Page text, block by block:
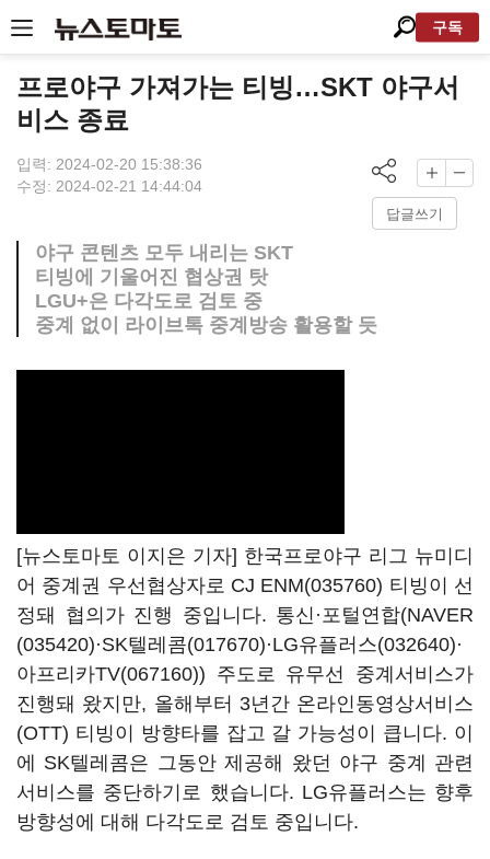
구독
프로야구 가져가는 티빙…SKT 야구서
비스 종료
입력: 2024-02-20 15:38:36
수정: 2024-02-21 14:44:04
답글쓰기
야구 콘텐츠 모두 내리는 SKT
티빙에 기울어진 협상권 탓
LGU+은 다각도로 검토 중
중계 없이 라이브톡 중계방송 활용할 듯
[뉴스토마토 이지은 기자] 한국프로야구 리그 뉴미디
어 중계권 우선협상자로 CJ ENM(035760) 티빙이 선
정돼 협의가 진행 중입니다. 통신·포털연합(NAVER
(035420)·SK텔레콤(017670)·LG유플러스(032640)·
아프리카TV(067160)) 주도로 유무선 중계서비스가
진행돼 왔지만, 올해부터 3년간 온라인동영상서비스
(OTT) 티빙이 방향타를 잡고 갈 가능성이 큽니다. 이
에 SK텔레콤은 그동안 제공해 왔던 야구 중계 관련
서비스를 중단하기로 했습니다. LG유플러스는 향후
방향성에 대해 다각도로 검토 중입니다.